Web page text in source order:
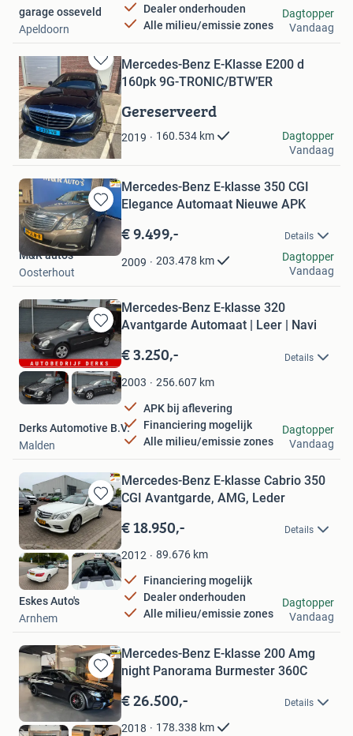
Dealer onderhouden
Alle milieu/emissie zones
garage osseveld
Apeldoorn
Dagtopper
Vandaag
Bewaren
in
Mijn
Favorieten
Mercedes-Benz E-Klasse E200 d
160pk 9G-TRONIC/BTW’ER
Gereserveerd
2019 160.534 km
hisham
Zaandam
Dagtopper
Vandaag
Bewaren
in
Mijn
Favorieten
Mercedes-Benz E-klasse 350 CGI
Elegance Automaat Nieuwe APK
€ 9.499,- Details
2009 203.478 km
M&R auto's
Oosterhout
Dagtopper
Vandaag
Bewaren
in
Mijn
Favorieten
Mercedes-Benz E-klasse 320
Avantgarde Automaat | Leer | Navi
€ 3.250,- Details
2003 256.607 km
APK bij aflevering
Financiering mogelijk
Alle milieu/emissie zones
Derks Automotive B.V.
Malden
Dagtopper
Vandaag
Bewaren
in
Mijn
Favorieten
Mercedes-Benz E-klasse Cabrio 350
CGI Avantgarde, AMG, Leder
€ 18.950,- Details
2012 89.676 km
Financiering mogelijk
Dealer onderhouden
Alle milieu/emissie zones
Eskes Auto's
Arnhem
Dagtopper
Vandaag
Bewaren
in
Mijn
Favorieten
Mercedes-Benz E-klasse 200 Amg
night Panorama Burmester 360C
€ 26.500,- Details
2018 178.338 km